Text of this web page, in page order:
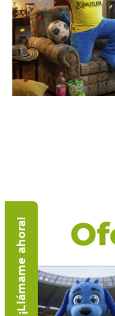
¡Llámame ahora!